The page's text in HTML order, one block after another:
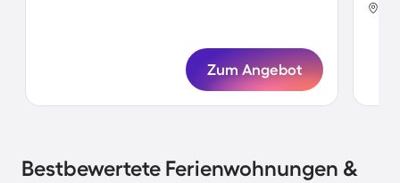
Zum Angebot
Bestbewertete Ferienwohnungen &